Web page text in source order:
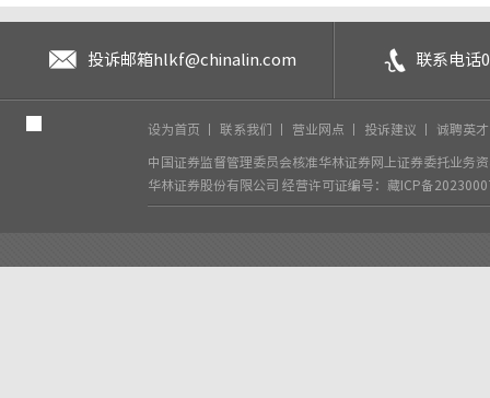
投诉邮箱 hlkf@chinalin.com 联系电话
设为首页 联系我们 营业网点 投诉建议 诚聘英
中国证券监督管理委员会核准华林证券网上证券委托业务
华林证券股份有限公司 经营许可证编号：藏ICP备